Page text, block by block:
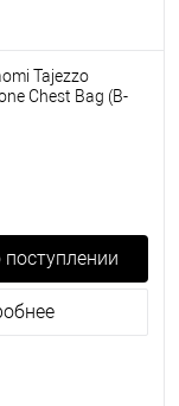
Tajezzo
Chest Bag (B-